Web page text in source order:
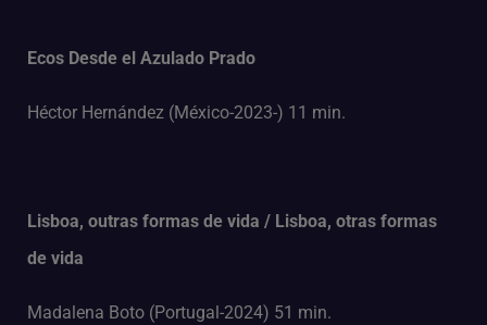
Ecos Desde el Azulado Prado
Héctor Hernández (México-2023-) 11 min.
Lisboa, outras formas de vida / Lisboa, otras formas
de vida
Madalena Boto (Portugal-2024) 51 min.